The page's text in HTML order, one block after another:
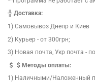
╬ Доставка:
1) Самовывоз Днепр и Киев
2) Курьер - от 300грн;
3) Новая почта, Укр почта -
$Методы оплаты:
1) Наличными/Наложенный